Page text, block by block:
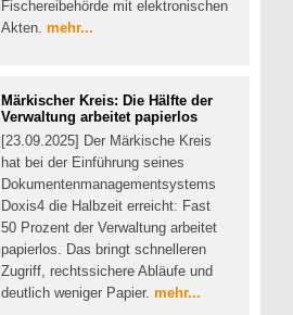
Fischereibehörde mit elektronischen
Akten. mehr...
Märkischer Kreis: Die Hälfte der
Verwaltung arbeitet papierlos
[23.09.2025] Der Märkische Kreis
hat bei der Einführung seines
Dokumentenmanagementsystems
Doxis4 die Halbzeit erreicht: Fast
50 Prozent der Verwaltung arbeitet
papierlos. Das bringt schnelleren
Zugriff, rechtssichere Abläufe und
deutlich weniger Papier. mehr...